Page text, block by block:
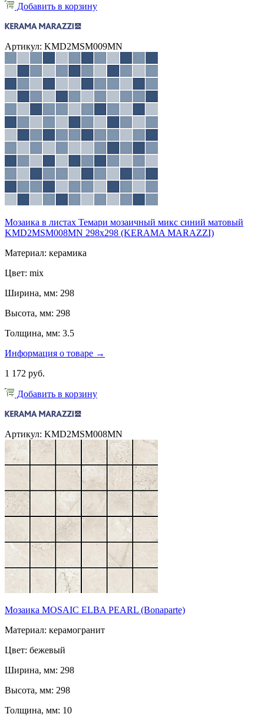
Добавить в корзину
Артикул: KMD2MSM009MN
Мозаика в листах Темари мозаичный микс синий матовый
KMD2MSM008MN 298x298 (KERAMA MARAZZI)
Материал: керамика
Цвет: mix
Ширина, мм: 298
Высота, мм: 298
Толщина, мм: 3.5
Информация о товаре →
1 172 руб.
Добавить в корзину
Артикул: KMD2MSM008MN
Мозаика MOSAIC ELBA PEARL (Bonaparte)
Материал: керамогранит
Цвет: бежевый
Ширина, мм: 298
Высота, мм: 298
Толщина, мм: 10